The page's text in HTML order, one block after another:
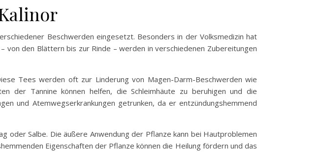
Beschwerden eingesetzt. Besonders in der Volksmedizin hat
den Blättern bis zur Rinde – werden in verschiedenen Zubereitungen
Tees werden oft zur Linderung von Magen-Darm-Beschwerden wie
der Tannine können helfen, die Schleimhäute zu beruhigen und die
und Atemwegserkrankungen getrunken, da er entzündungshemmend
oder Salbe. Die äußere Anwendung der Pflanze kann bei Hautproblemen
Eigenschaften der Pflanze können die Heilung fördern und das